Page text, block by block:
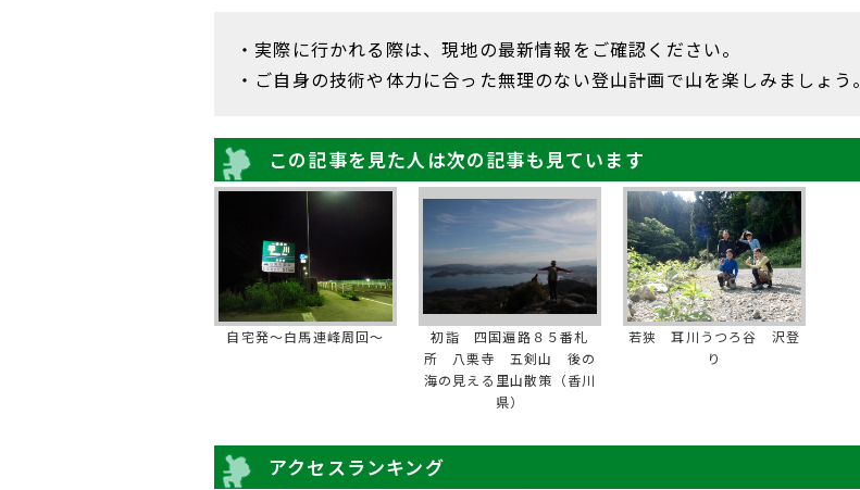
・実際に行かれる際は、現地の最新情報をご確認ください。
・ご自身の技術や体力に合った無理のない登山計画で山を楽しみましょう。
この記事を見た人は次の記事も見ています
自宅発～白馬連峰周回～
初詣 四国遍路８５番札
所 八栗寺 五剣山 後の
海の見える里山散策（香川
県）
若狭 耳川うつろ谷 沢登
り
アクセスランキング